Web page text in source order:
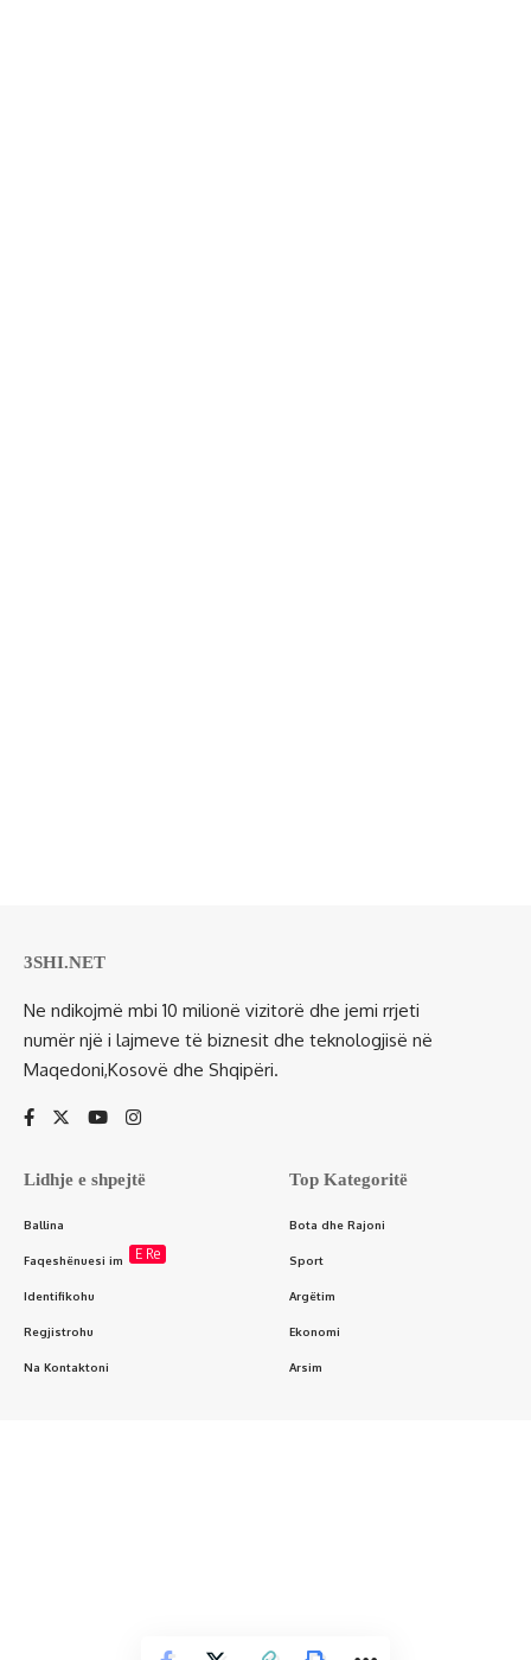
3SHI.NET
Ne ndikojmë mbi 10 milionë vizitorë dhe jemi rrjeti
numër një i lajmeve të biznesit dhe teknologjisë në
Maqedoni,Kosovë dhe Shqipëri.
Lidhje e shpejtë
Ballina
Faqeshënuesi im E Re
Identifikohu
Regjistrohu
Na Kontaktoni
Top Kategoritë
Bota dhe Rajoni
Sport
Argëtim
Ekonomi
Arsim